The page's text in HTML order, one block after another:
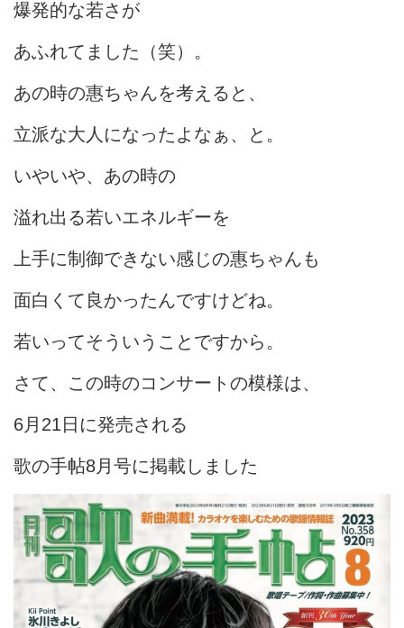
爆発的な若さが
あふれてました（笑）。
あの時の惠ちゃんを考えると、
立派な大人になったよなぁ、と。
いやいや、あの時の
溢れ出る若いエネルギーを
上手に制御できない感じの惠ちゃんも
面白くて良かったんですけどね。
若いってそういうことですから。
さて、この時のコンサートの模様は、
6月21日に発売される
歌の手帖8月号に掲載しました